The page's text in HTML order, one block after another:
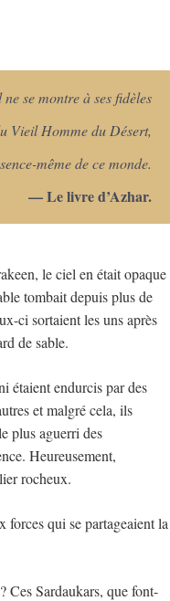
se montre à ses fidèles
Vieil Homme du Désert,
même de ce monde.
— Le livre d’Azhar.
le ciel en était opaque
tombait depuis plus de
ci sortaient les uns après
de sable.
étaient endurcis par des
et malgré cela, ils
plus aguerri des
Heureusement,
rocheux.
forces qui se partageaient la
Ces Sardaukars, que font-